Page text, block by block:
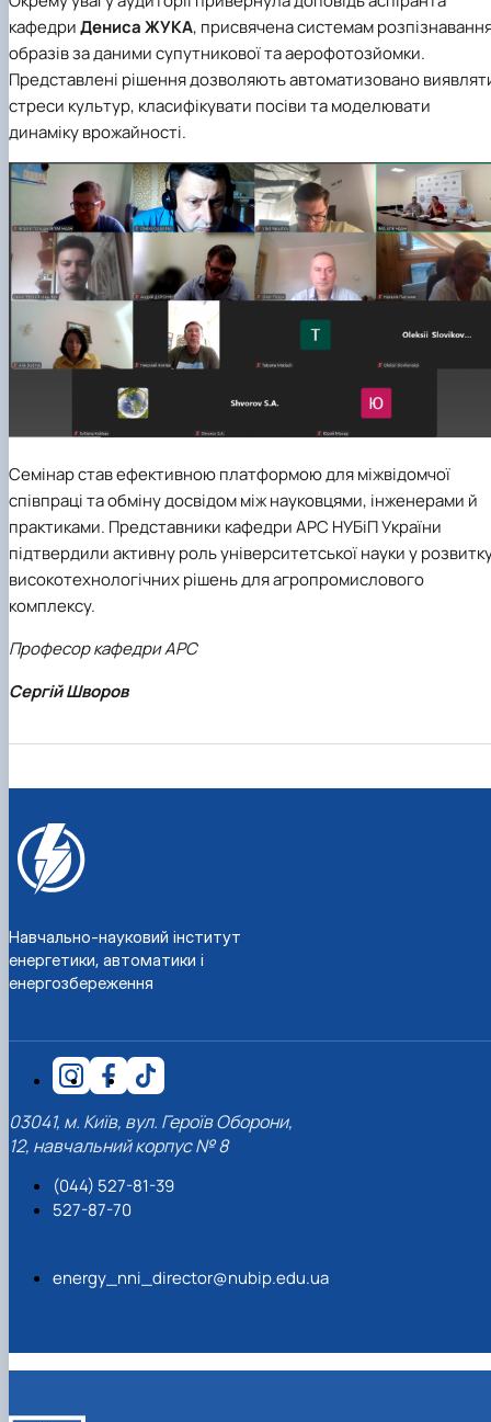
кафедриДениса ЖУКА, присвячена системам
образів за даними супутникової та аерофотозйомки.
Представлені рішення дозволяють автоматизовано
стреси культур, класифікувати посіви та моделювати
динаміку врожайності.
Семінар став ефективною платформою для міжвідомчої
співпраці та обміну досвідом між науковцями, інженерами й
практиками. Представники кафедри АРС НУБіП України
підтвердили активну роль університетської науки у
високотехнологічних рішень для агропромислового
комплексу.
Професор кафедри АРС
Сергій Шворов
Навчально-науковий інститут
енергетики, автоматики і
енергозбереження
03041, м. Київ, вул. Героїв Оборони,
12, навчальний корпус № 8
(044) 527-81-39
527-87-70
energy_nni_director@nubip.edu.ua